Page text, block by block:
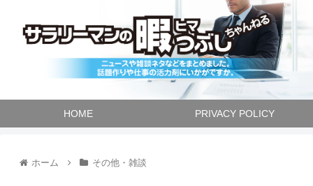
HOME PRIVACY POLICY
ホーム その他・雑談